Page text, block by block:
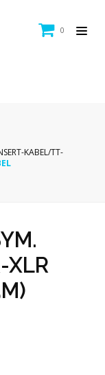
0
KABEL/TT-
XLR